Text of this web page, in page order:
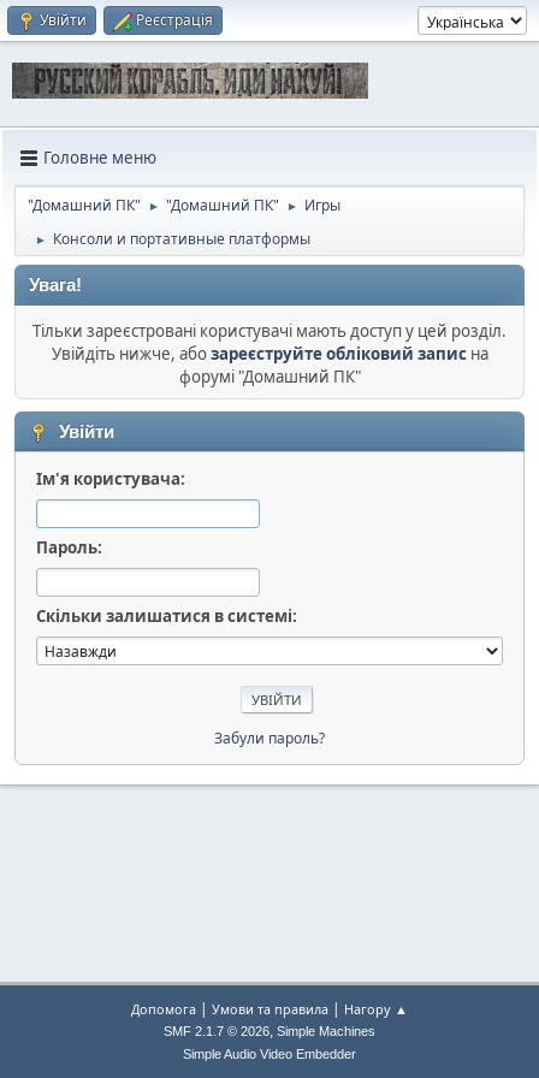
Увійти Реєстрація
Головне меню
"Домашний ПК" ► "Домашний ПК" ► Игры
► Консоли и портативные платформы
Увага!
Тільки зареєстровані користувачі мають доступ у цей розділ.
Увійдіть нижче, абозареєструйте обліковий записна
форумі "Домашний ПК"
Увійти
Ім'я користувача:
Пароль:
Скільки залишатися в системі:
Забули пароль?
Допомога | Умови та правила | Нагору ▲
SMF 2.1.7 © 2026, Simple Machines
Simple Audio Video Embedder